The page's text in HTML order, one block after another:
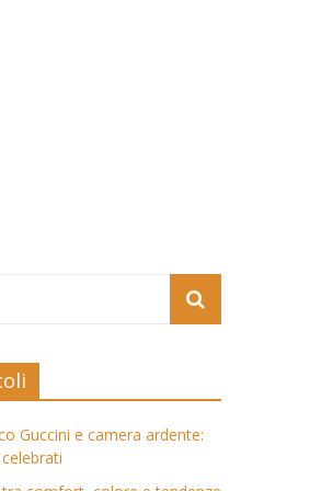
Guccini e camera ardente: